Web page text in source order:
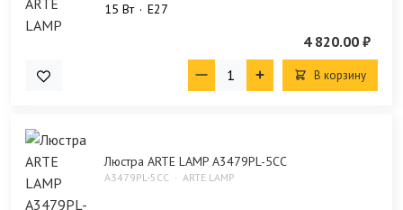
15 Bт E27
4 820.00 ₽
В корзину
Люстра ARTE LAMP A3479PL-5CC
A3479PL-5CC ARTE LAMP